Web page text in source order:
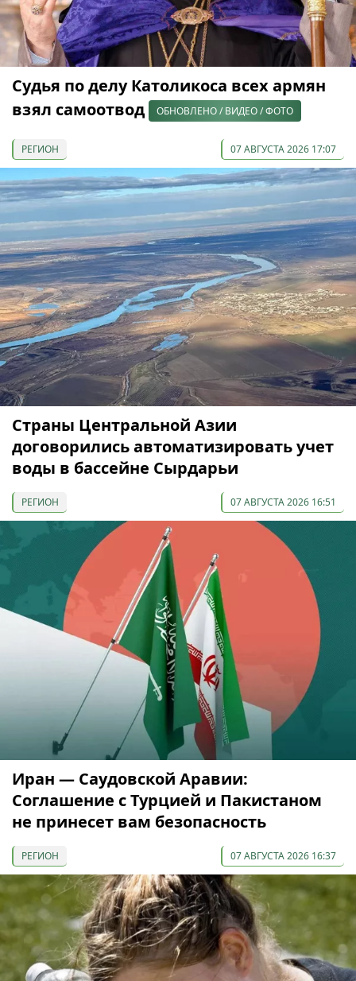
Судья по делу Католикоса всех армян
взял самоотвод
ОБНОВЛЕНО / ВИДЕО / ФОТО
РЕГИОН 07 АВГУСТА 2026 17:07
Страны Центральной Азии
договорились автоматизировать учет
воды в бассейне Сырдарьи
РЕГИОН 07 АВГУСТА 2026 16:51
Иран — Саудовской Аравии:
Соглашение с Турцией и Пакистаном
не принесет вам безопасность
РЕГИОН 07 АВГУСТА 2026 16:37